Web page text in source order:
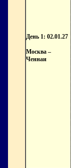
День 1: 02.01.27
Москва –
Ченнаи